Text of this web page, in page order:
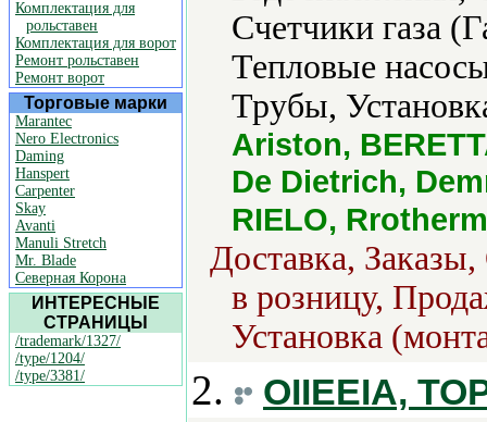
Комплектация для
рольставен
Комплектация для ворот
Ремонт рольставен
Ремонт ворот
Торговые марки
Marantec
Nero Electronics
Daming
Hanspert
Carpenter
Skay
Avanti
Manuli Stretch
Mr. Blade
Северная Корона
ИНТЕРЕСНЫЕ
СТРАНИЦЫ
/trademark/1327/
/type/1204/
/type/3381/
Счетчики газа
Тепловые
Трубы,
Ariston,
De Dietrich,
RIELO,
Доставка,
в розницу,
Установка
2. OIIEEIA,